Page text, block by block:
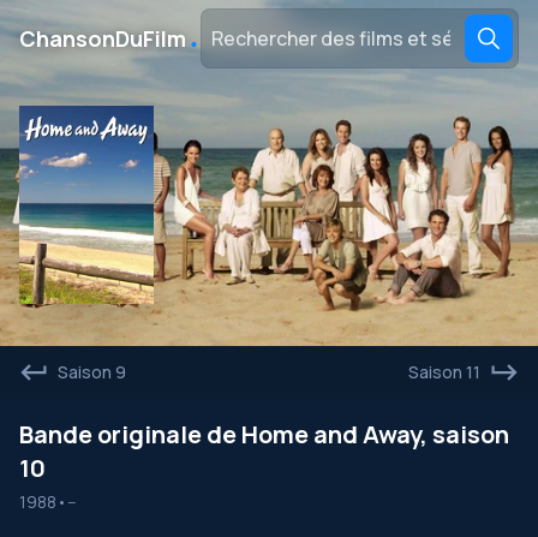
ChansonDuFilm․
Saison 9 Saison 11
Bande originale de Home and Away, saison
10
1988 • --